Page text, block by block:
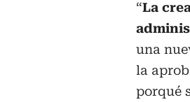
“La
una
la
porqué